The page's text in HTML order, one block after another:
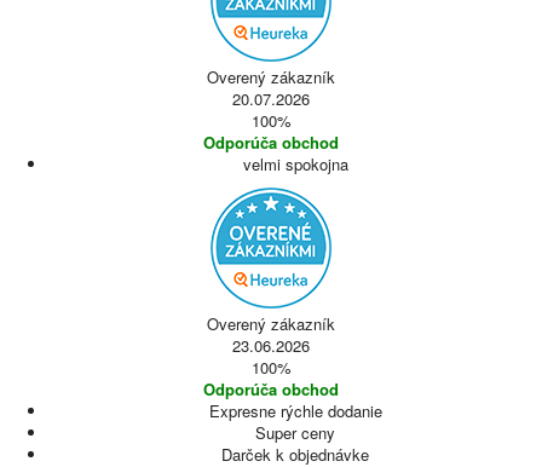
Overený zákazník
20.07.2026
100%
Odporúča obchod
velmi spokojna
Overený zákazník
23.06.2026
100%
Odporúča obchod
Expresne rýchle dodanie
Super ceny
Darček k objednávke